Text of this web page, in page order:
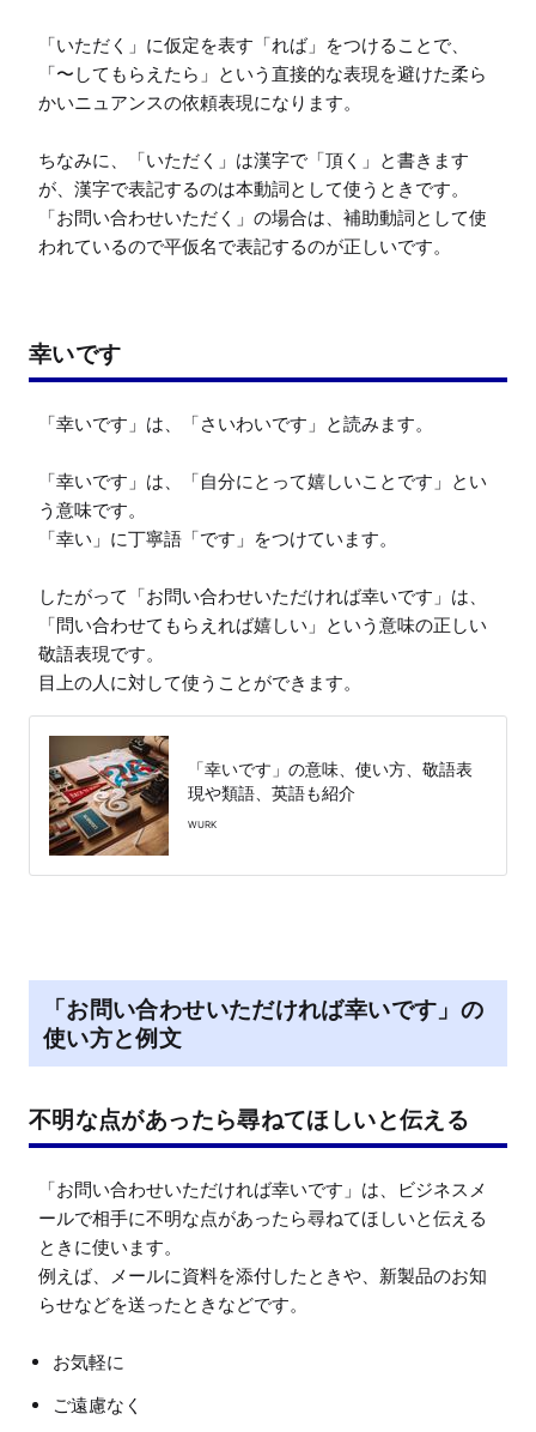
「いただく」に仮定を表す「れば」をつけることで、
「〜してもらえたら」という直接的な表現を避けた柔ら
かいニュアンスの依頼表現になります。
ちなみに、「いただく」は漢字で「頂く」と書きます
が、漢字で表記するのは本動詞として使うときです。
「お問い合わせいただく」の場合は、補助動詞として使
われているので平仮名で表記するのが正しいです。
幸いです
「幸いです」は、「さいわいです」と読みます。
「幸いです」は、「自分にとって嬉しいことです」とい
う意味です。
「幸い」に丁寧語「です」をつけています。
したがって「お問い合わせいただければ幸いです」は、
「問い合わせてもらえれば嬉しい」という意味の正しい
敬語表現です。
目上の人に対して使うことができます。
「幸いです」の意味、使い方、敬語表
現や類語、英語も紹介
WURK
「お問い合わせいただければ幸いです」の
使い方と例文
不明な点があったら尋ねてほしいと伝える
「お問い合わせいただければ幸いです」は、ビジネスメ
ールで相手に不明な点があったら尋ねてほしいと伝える
ときに使います。
例えば、メールに資料を添付したときや、新製品のお知
らせなどを送ったときなどです。
お気軽に
ご遠慮なく